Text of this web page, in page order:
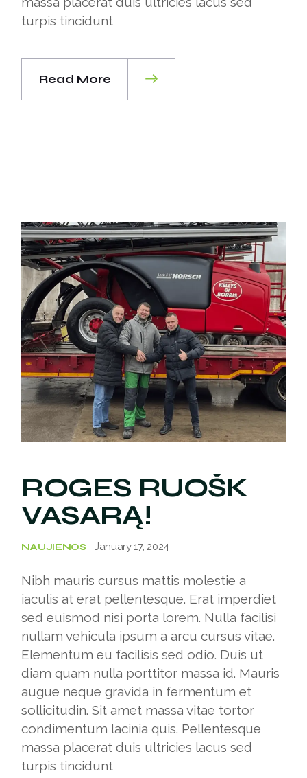
turpis tincidunt
Read More
ROGES RUOŠK
VASARĄ!
NAUJIENOS January 17, 2024
Nibh mauris cursus mattis molestie a
iaculis at erat pellentesque. Erat imperdiet
sed euismod nisi porta lorem. Nulla facilisi
nullam vehicula ipsum a arcu cursus vitae.
Elementum eu facilisis sed odio. Duis ut
diam quam nulla porttitor massa id. Mauris
augue neque gravida in fermentum et
sollicitudin. Sit amet massa vitae tortor
condimentum lacinia quis. Pellentesque
massa placerat duis ultricies lacus sed
turpis tincidunt